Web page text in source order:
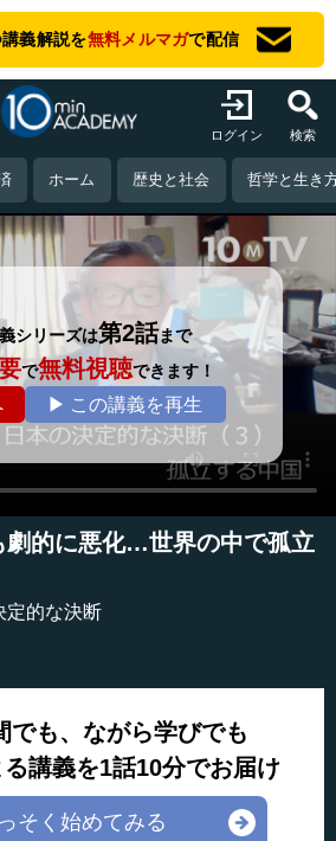
義解説を無料メルマガで配信
ログイン 検索
ホーム 歴史と社会 哲学と生き
シリーズは第2話まで
で無料視聴できます！
▶ この講義を再生
劇的に悪化…世界の中で孤立
定的な決断
でも、ながら学びでも
講義を1話10分でお届け
そく始めてみる